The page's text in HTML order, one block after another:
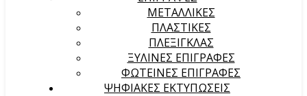
ΜΕΤΑΛΛΙΚΕΣ
ΠΛΑΣΤΙΚΕΣ
ΠΛΕΞΙΓΚΛΑΣ
ΞΥΛΙΝΕΣ ΕΠΙΓΡΑΦΕΣ
ΦΩΤΕΙΝΕΣ ΕΠΙΓΡΑΦΕΣ
ΨΗΦΙΑΚΕΣ ΕΚΤΥΠΩΣΕΙΣ